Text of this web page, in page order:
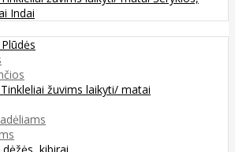
Indai
Plūdės
Tinkleliai žuvims laikyti/ matai
kibirai